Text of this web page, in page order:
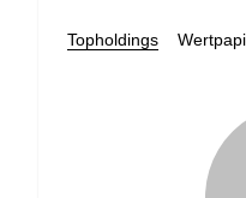
Topholdings